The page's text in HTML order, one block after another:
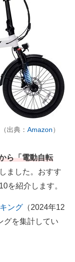
出典： Amazon）
ら「電動自転
ました。おすす
を紹介します。
ング （2024年12
グを集計してい